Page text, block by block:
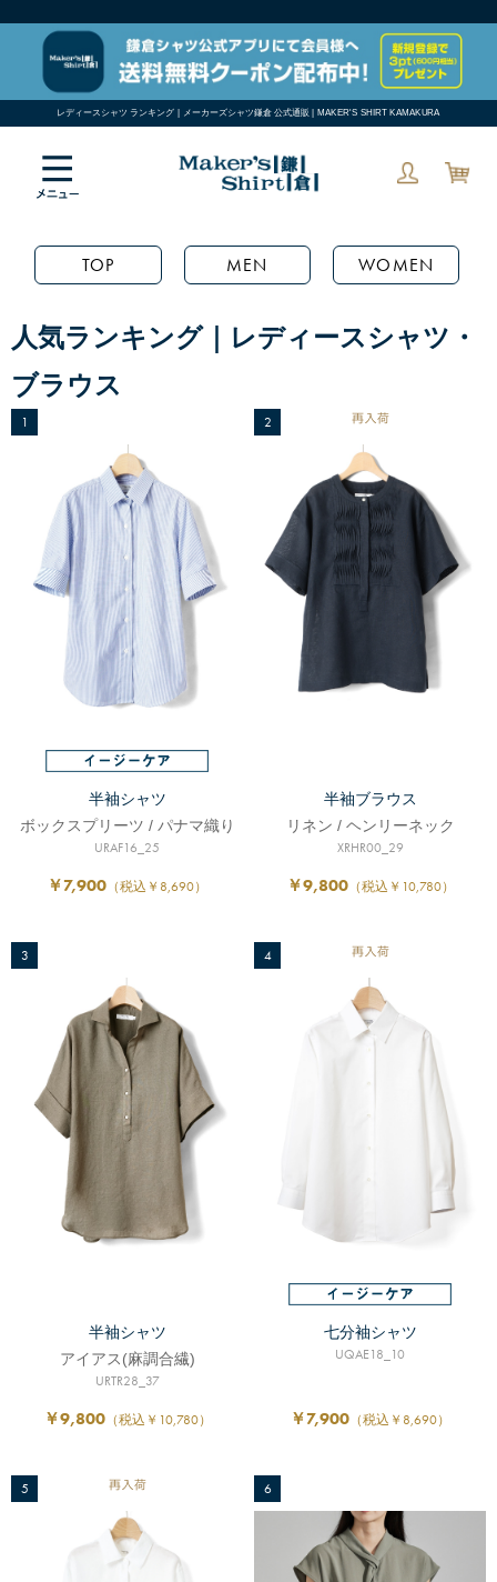
レディースシャツ ランキング | メーカーズシャツ鎌倉 公式通販 | MAKER'S SHIRT KAMAKURA
TOP MEN WOMEN
人気ランキング｜レディースシャツ・
ブラウス
1
半袖シャツ
ボックスプリーツ / パナマ織り
URAF16_25
￥7,900 （税込￥8,690）
2
半袖ブラウス
リネン / ヘンリーネック
XRHR00_29
￥9,800（税込￥10,780）
3
半袖シャツ
アイアス(麻調合繊)
URTR28_37
￥9,800（税込￥10,780）
4
七分袖シャツ
UQAE18_10
￥7,900 （税込￥8,690）
5 6